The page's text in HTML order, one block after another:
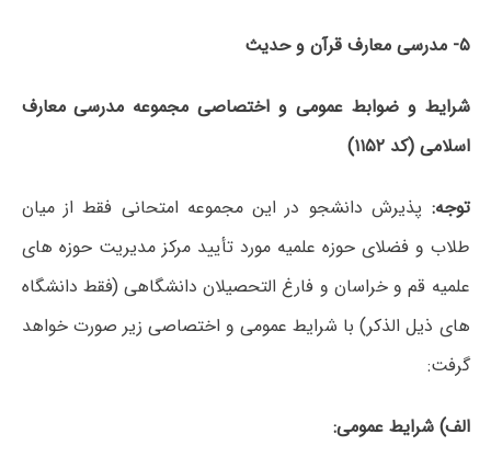
۵- مدرسی معارف قرآن و حدیث
شرایط و ضوابط عمومی و اختصاصی مجموعه مدرسی معارف
اسلامی (کد ۱۱۵۲)
توجه: پذیرش دانشجو در این مجموعه امتحانی فقط از میان
طلاب و فضلای حوزه علمیه مورد تأیید مرکز مدیریت حوزه های
علمیه قم و خراسان و فارغ التحصیلان دانشگاهی (فقط دانشگاه
های ذیل الذکر) با شرایط عمومی و اختصاصی زیر صورت خواهد
گرفت:
الف) شرایط عمومی: